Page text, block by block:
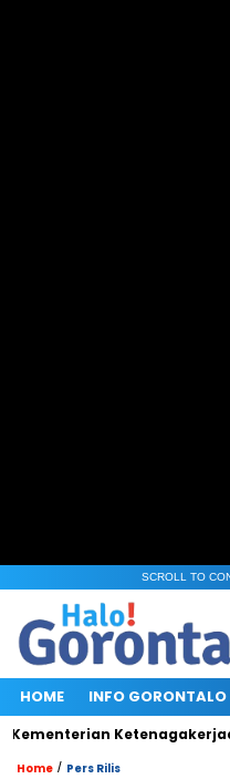
SCROLL TO
HOME INFO GORONTALO
Ketenagakerjaan:
Home / Pers Rilis